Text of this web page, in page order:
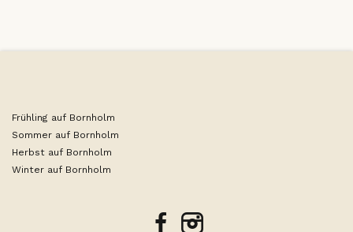
Frühling auf Bornholm
Sommer auf Bornholm
Herbst auf Bornholm
Winter auf Bornholm